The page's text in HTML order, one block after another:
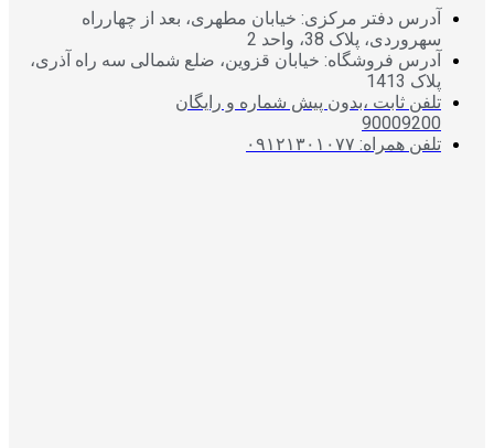
آدرس دفتر مرکزی: خیابان مطهری، بعد از چهارراه
سهروردی، پلاک 38، واحد 2
آدرس فروشگاه: خیابان قزوین، ضلع شمالی سه راه آذری،
پلاک 1413
تلفن ثابت ،بدون پیش شماره و رایگان
90009200
تلفن همراه: ۰۹۱۲۱۳۰۱۰۷۷